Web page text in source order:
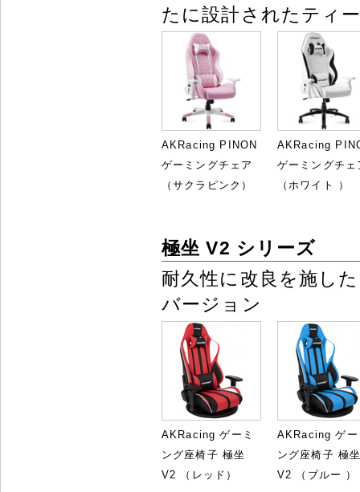
たに設計されたティ
AKRacing PINON
ゲーミングチェア
（サクラピンク）
AKRacing
ゲーミングチェ
（ホワイト ）
極坐 V2 シリーズ
耐久性に改良を施し
バージョン
AKRacing ゲーミ
ング座椅子 極坐
V2 （レッド）
AKRacing ゲー
ング座椅子 極
V2 （ブルー ）